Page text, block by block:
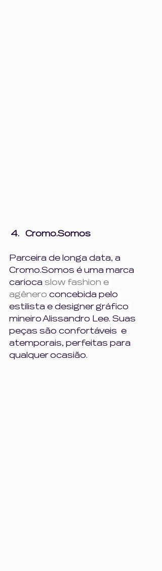
Cromo.Somos
Parceira de longa data, a
Cromo.Somos é uma marca
carioca slow fashion e
agênero concebida pelo
estilista e designer gráfico
mineiro Alissandro Lee. Suas
peças são confortáveis  e
atemporais, perfeitas para
qualquer ocasião.